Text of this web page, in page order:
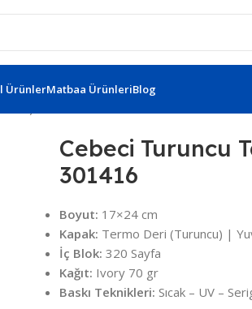
ÜrünlerMatbaa ÜrünleriBlog
Cebeci Turuncu
301416
Boyut: 17×24 cm
Kapak: Termo Deri (Turuncu) |
İç Blok: 320 Sayfa
Kağıt: Ivory 70 gr
Baskı Teknikleri: Sıcak – UV –